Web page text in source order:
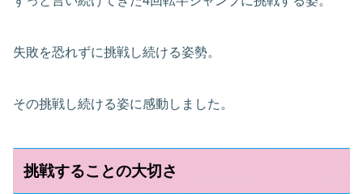
失敗を恐れずに挑戦し続ける姿勢。
その挑戦し続ける姿に感動しました。
挑戦することの大切さ